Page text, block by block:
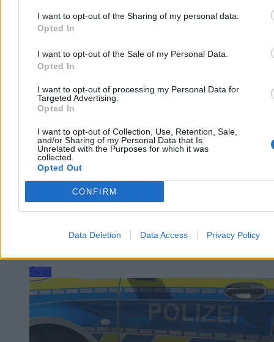
I want to opt-out of the Sharing of my personal data.
Opted In
I want to opt-out of the Sale of my Personal Data.
Opted In
I want to opt-out of processing my Personal Data for
Targeted Advertising.
Opted In
I want to opt-out of Collection, Use, Retention, Sale,
and/or Sharing of my Personal Data that Is
Unrelated with the Purposes for which it was
collected.
Opted Out
CONFIRM
Data Deletion Data Access Privacy Policy
Szwajcarką Viktoriją Golubic 6:2, 6:1.
Paweł Żurek
Reklama